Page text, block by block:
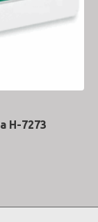
H-7273